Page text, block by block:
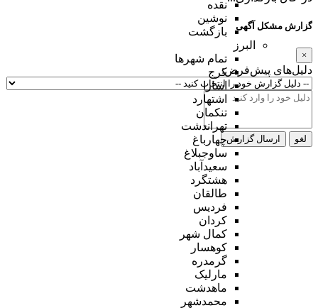
نقده
نوشین
بازگشت
البرز
تمام شهر‌ها
کرج
اسارا
اشتهارد
تنکمان
تهراندشت
چهارباغ
ساوجبلاغ
سعیدآباد
هشتگرد
طالقان
فردیس
کردان
کمال شهر
کوهسار
گرمدره
مارلیک
ماهدشت
محمدشهر
گزارش مشکل آگهی
×
دلیل‌های پیش‌فرض:
لغو ارسال گزارش